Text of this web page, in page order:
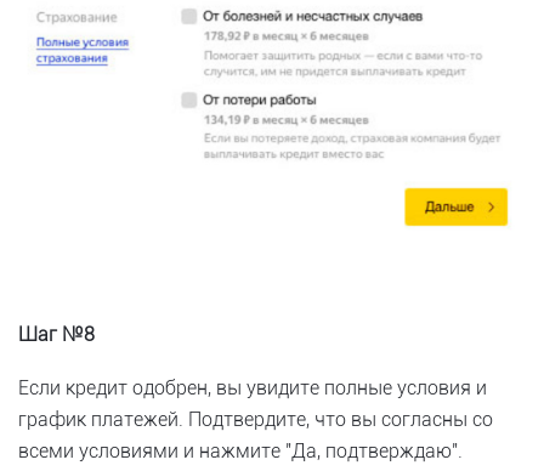
Шаг №8
Если кредит одобрен, вы увидите полные условия и
график платежей. Подтвердите, что вы согласны со
всеми условиями и нажмите "Да, подтверждаю".